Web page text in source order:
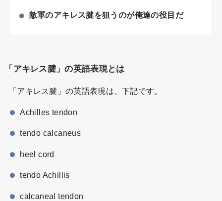
敵軍のアキレス腱を狙うのが俺達の役目だ
「アキレス腱」の英語表現とは
「アキレス腱」の英語表現は、下記です。
Achilles tendon
tendo calcaneus
heel cord
tendo Achillis
calcaneal tendon